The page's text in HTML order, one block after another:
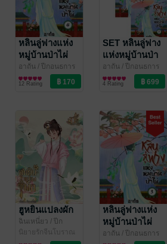
หลินลู่ฟางแห่ง
หมู่บ้านป่าไผ่
เล่ม 4 (จบ)
อาถัน / ปีกอนธการ
นิยายรักจีนโบราณ
12 Rating
SET หลินลู่ฟาง
แห่งหมู่บ้านป่า
ไผ่
อาถัน / ปีกอนธการ
นิยายรักจีนโบราณ
4 Rating
ฮูหยินแปลงผัก
ฉินเหนี่ยว / ปีก
อนธการ
นิยายรักจีนโบราณ
หลินลู่ฟางแห่ง
หมู่บ้านป่าไผ่
เล่ม 3
อาถัน / ปีกอนธการ